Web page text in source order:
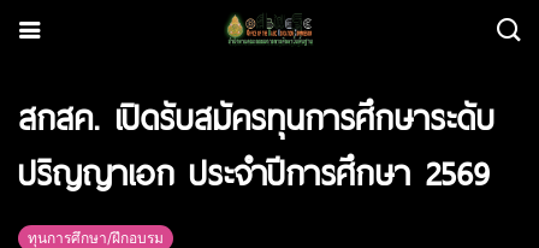
สกสค. เปิดรับสมัครทุนการศึกษาระดับ
ปริญญาเอก ประจำปีการศึกษา 2569
ทุนการศึกษา/ฝึกอบรม